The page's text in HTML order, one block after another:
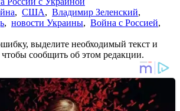
, США, Владимир Зеленский,
, новости Украины, Война с Россией,
выделите необходимый текст и
сообщить об этом редакции.